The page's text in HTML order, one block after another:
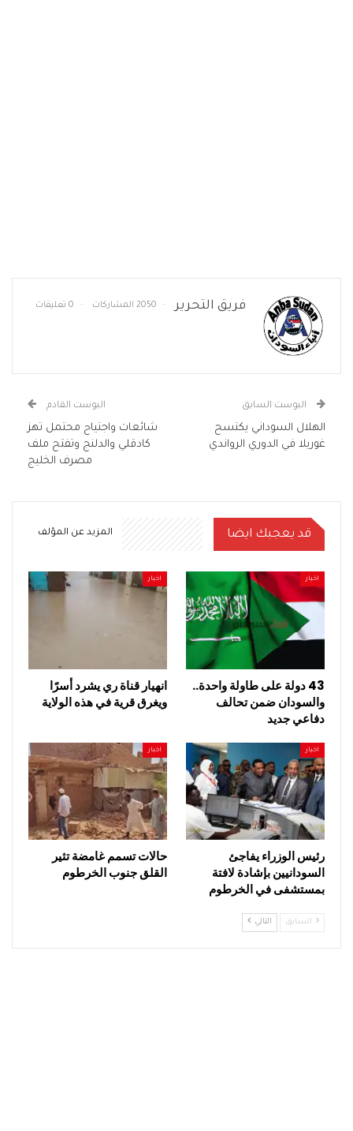
فريق التحرير 2050 المشاركات 0 تعليقات
البوست السابق
الهلال السوداني يكتسح
غوريلا في الدوري الرواندي
البوست القادم
شائعات واجتياح محتمل تهز
كادقلي والدلنج وتفتح ملف
مصرف الخليج
قد يعجبك ايضا المزيد عن المؤلف
اخبار
43 دولة على طاولة واحدة..
والسودان ضمن تحالف
دفاعي جديد
اخبار
انهيار قناة ري يشرد أسرًا
ويغرق قرية في هذه الولاية
اخبار
رئيس الوزراء يفاجئ
السودانيين بإشادة لافتة
بمستشفى في الخرطوم
اخبار
حالات تسمم غامضة تثير
القلق جنوب الخرطوم
السابق التالي